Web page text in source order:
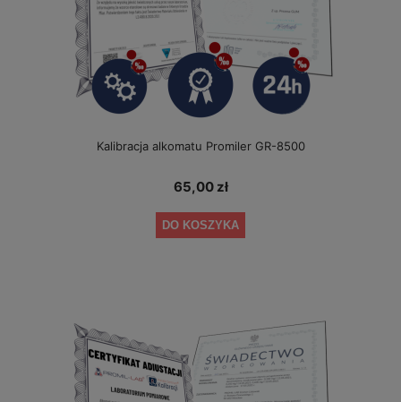
Kalibracja alkomatu Promiler GR-8500
65,00 zł
DO KOSZYKA